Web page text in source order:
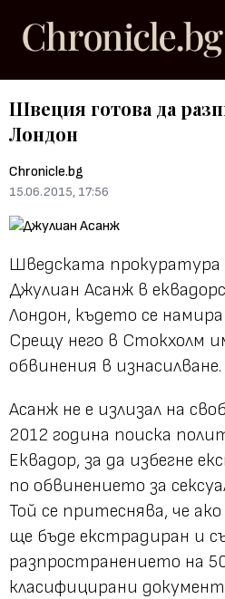
Швеция готова да
Лондон
Chronicle.bg
15.06.2015, 17:56
Шведската прокуратура
Джулиан Асанж в
Лондон, където се
Срещу него в Стокхолм
обвинения в изнасилване.
Асанж не е излизал на
2012 година поиска
Еквадор, за да избегне
по обвинението за
Той се притеснява, че
ще бъде екстрадиран и
разпространението на
класифицирани